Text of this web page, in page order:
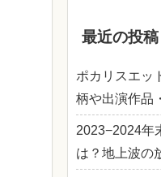
最近の投稿
ポカリスエッ
柄や出演作品
2023−2024年
は？地上波の